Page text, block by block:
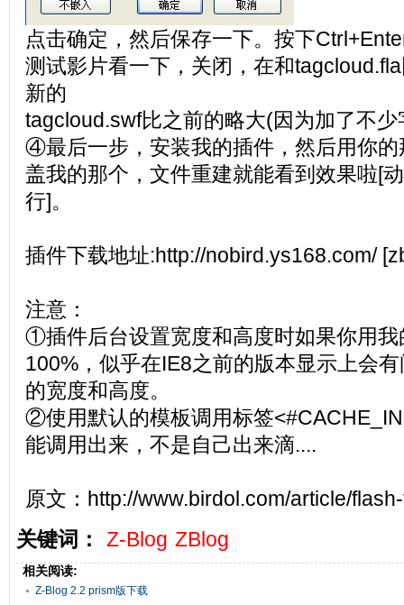
点击确定，然后保存一下。按下
测试影片看一下，关闭，在和
新的
tagcloud.swf比之前的略大(因为加了不
④最后一步，安装我的插件，然后用你
盖我的那个，文件重建就能看到效果啦[
行]。
插件下载地址:http://nobird.ys168.com/
注意：
①插件后台设置宽度和高度时如果你用我
100%，似乎在IE8之前的版本显示上会
的宽度和高度。
②使用默认的模板调用标签
能调用出来，不是自己出来滴....
原文：http://www.birdol.com/article/
关键词：
Z-Blog ZBlog
相关阅读:
Z-Blog 2.2 prism版下载